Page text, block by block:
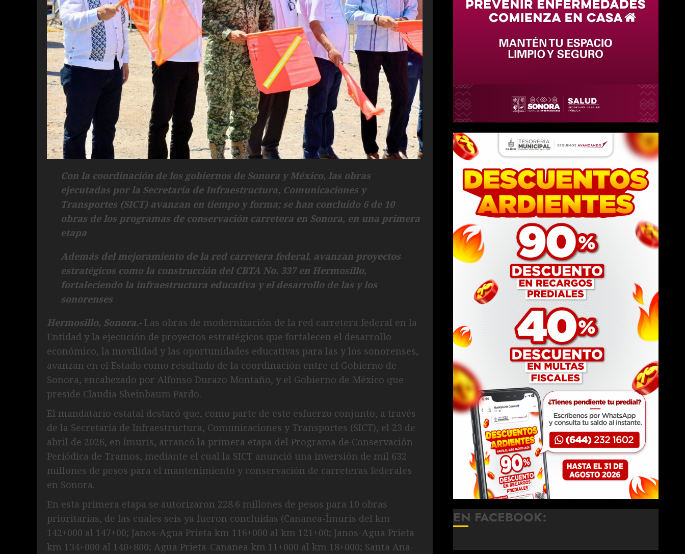
Con la coordinación de los gobiernos de Sonora y México, las obras
ejecutadas por la Secretaría de Infraestructura, Comunicaciones y
Transportes (SICT) avanzan en tiempo y forma; se han concluido 6 de 10
obras de los programas de conservación carretera en Sonora, en una primera
etapa
Además del mejoramiento de la red carretera federal, avanzan proyectos
estratégicos como la construcción del CBTA No. 337 en Hermosillo,
fortaleciendo la infraestructura educativa y el desarrollo de las y los
sonorenses
Hermosillo, Sonora.- Las obras de modernización de la red carretera federal en la
Entidad y la ejecución de proyectos estratégicos que fortalecen el desarrollo
económico, la movilidad y las oportunidades educativas para las y los sonorenses,
avanzan en el Estado como resultado de la coordinación entre el Gobierno de
Sonora, encabezado por Alfonso Durazo Montaño, y el Gobierno de México que
preside Claudia Sheinbaum Pardo.
El mandatario estatal destacó que, como parte de este esfuerzo conjunto, a través
de la Secretaría de Infraestructura, Comunicaciones y Transportes (SICT), el 23 de
abril de 2026, en Ímuris, arrancó la primera etapa del Programa de Conservación
Periódica de Tramos, mediante el cual la SICT anunció una inversión de mil 632
millones de pesos para el mantenimiento y conservación de carreteras federales
en Sonora.
En esta primera etapa se autorizaron 228.6 millones de pesos para 10 obras
prioritarias, de las cuales seis ya fueron concluidas (Cananea-Ímuris del km
142+000 al 147+00; Janos-Agua Prieta km 116+000 al km 121+00; Janos-Agua Prieta
km 134+000 al 140+800; Agua Prieta-Cananea km 11+000 al km 18+000; Santa Ana-
EN FACEBOOK: